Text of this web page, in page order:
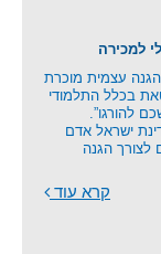
למכירה
עצמית מוכרת
בכלל התלמודי
להורגו”.
ישראל אדם
לצורך הגנה
קרא עוד